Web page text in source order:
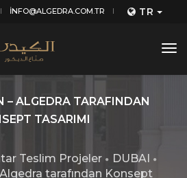
INFO@ALGEDRA.COM.TR TR
– ALGEDRA TARAFINDAN
TASARIMI
Teslim Projeler
DUBAI
tarafından Konsept